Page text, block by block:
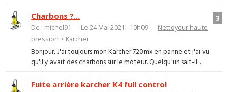
3
Charbons ?...
De : michel91 — Le 24 Mai 2021 - 10h09 — Nettoyeur haute
pression > Kärcher
Bonjour, J'ai toujours mon Karcher 720mx en panne et j'ai vu
qu'il y avait des charbons sur le moteur. Quelqu'un sait-il...
Fuite arrière karcher K4 full control